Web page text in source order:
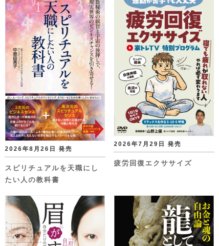
2026年8月26日 発売
スピリチュアルを天職にし
たい人の教科書
2026年7月29日 発売
疲労回復エクササイズ